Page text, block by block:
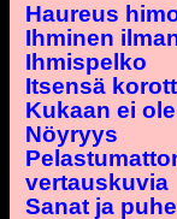
Haureus
Ihminen
Ihmispelko
Itsensä
Kukaan ei
Nöyryys
vertauskuvia
Sanat ja puhe